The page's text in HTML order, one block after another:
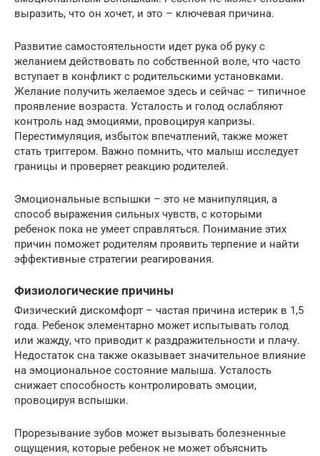
выразить, что он хочет, и это – ключевая причина.
Развитие самостоятельности идет рука об руку с
желанием действовать по собственной воле, что часто
вступает в конфликт с родительскими установками.
Желание получить желаемое здесь и сейчас – типичное
проявление возраста. Усталость и голод ослабляют
контроль над эмоциями, провоцируя капризы.
Перестимуляция, избыток впечатлений, также может
стать триггером. Важно помнить, что малыш исследует
границы и проверяет реакцию родителей.
Эмоциональные вспышки – это не манипуляция, а
способ выражения сильных чувств, с которыми
ребенок пока не умеет справляться. Понимание этих
причин поможет родителям проявить терпение и найти
эффективные стратегии реагирования.
Физиологические причины
Физический дискомфорт – частая причина истерик в 1,5
года. Ребенок элементарно может испытывать голод
или жажду, что приводит к раздражительности и плачу.
Недостаток сна также оказывает значительное влияние
на эмоциональное состояние малыша. Усталость
снижает способность контролировать эмоции,
провоцируя вспышки.
Прорезывание зубов может вызывать болезненные
ощущения, которые ребенок не может объяснить